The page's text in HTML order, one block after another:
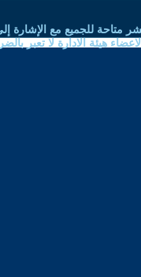
متاحة للجميع مع الإشارة
هيئة الادارة لا تعبر